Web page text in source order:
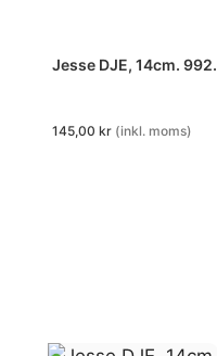
Jesse DJE, 14cm. 992.
145,00 kr (inkl. moms)